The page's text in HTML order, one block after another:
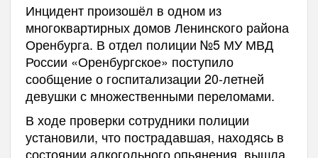
Инцидент произошёл в одном из
многоквартирных домов Ленинского района
Оренбурга. В отдел полиции №5 МУ МВД
России «Оренбургское» поступило
сообщение о госпитализации 20-летней
девушки с множественными переломами.
В ходе проверки сотрудники полиции
установили, что пострадавшая, находясь в
состоянии алкогольного опьянения, вышла